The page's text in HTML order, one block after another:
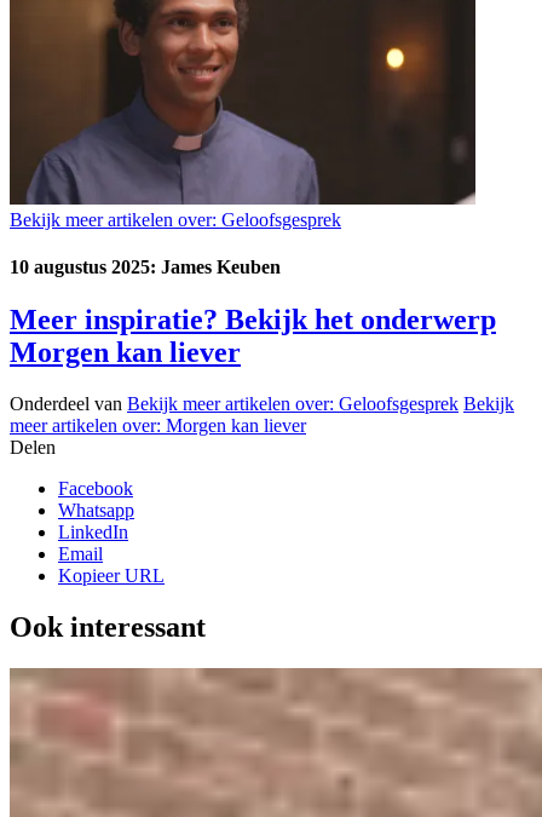
Bekijk meer artikelen over: Geloofsgesprek
10 augustus 2025: James Keuben
Meer inspiratie? Bekijk het onderwerp
Morgen kan liever
Onderdeel van Bekijk meer artikelen over: Geloofsgesprek Bekijk
meer artikelen over: Morgen kan liever
Delen
Facebook
Whatsapp
LinkedIn
Email
Kopieer URL
Ook interessant